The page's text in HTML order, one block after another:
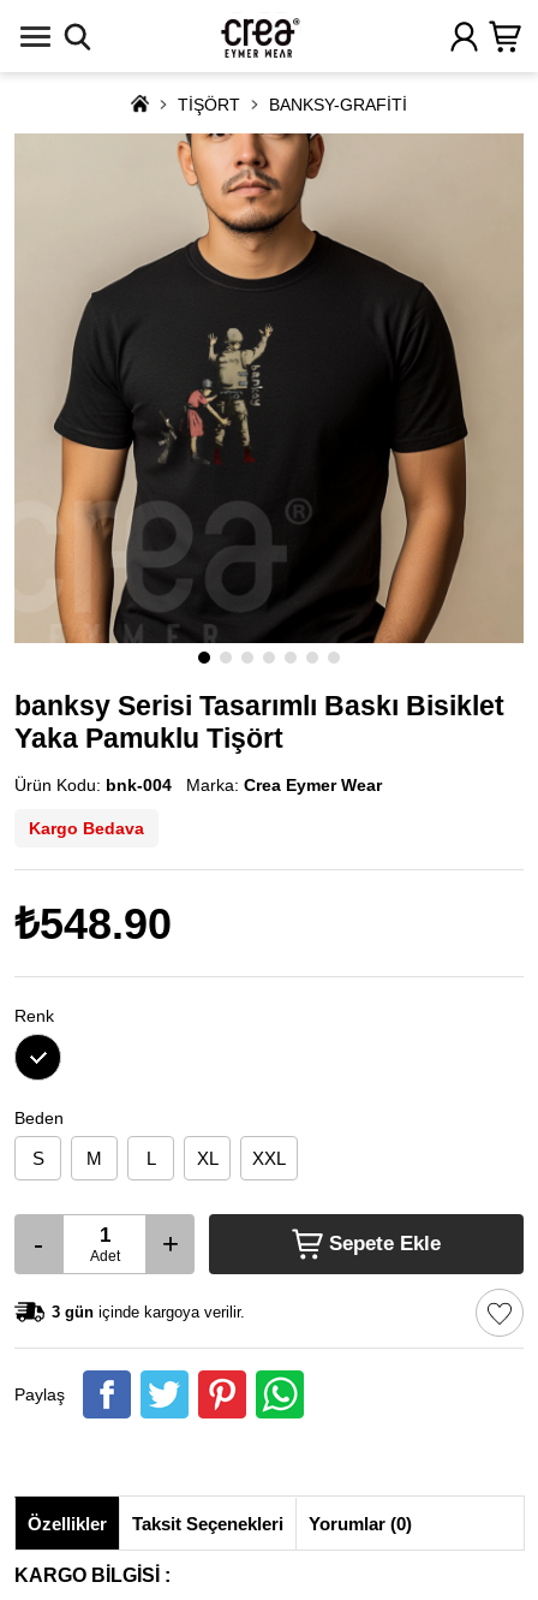
TİŞÖRT BANKSY-GRAFİTİ
banksy Serisi Tasarımlı Baskı Bisiklet
Yaka Pamuklu Tişört
Ürün Kodu: bnk-004 Marka: Crea Eymer Wear
Kargo Bedava
₺548.90
Renk
Beden
S M L XL XXL
- Adet + Sepete Ekle
3 gün içinde kargoya verilir.
Paylaş
Özellikler Taksit Seçenekleri Yorumlar (0)
KARGO BİLGİSİ :